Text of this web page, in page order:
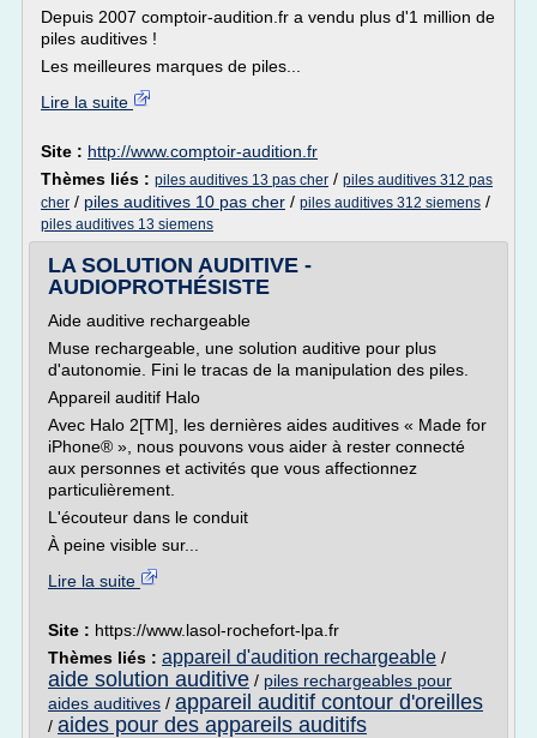
Depuis 2007 comptoir-audition.fr a vendu plus d'1 million de
piles auditives !
Les meilleures marques de piles...
Lire la suite
Site : http://www.comptoir-audition.fr
Thèmes liés : piles auditives 13 pas cher / piles auditives 312 pas
cher / piles auditives 10 pas cher / piles auditives 312 siemens /
piles auditives 13 siemens
LA SOLUTION AUDITIVE -
AUDIOPROTHÉSISTE
Aide auditive rechargeable
Muse rechargeable, une solution auditive pour plus
d'autonomie. Fini le tracas de la manipulation des piles.
Appareil auditif Halo
Avec Halo 2[TM], les dernières aides auditives « Made for
iPhone® », nous pouvons vous aider à rester connecté
aux personnes et activités que vous affectionnez
particulièrement.
L'écouteur dans le conduit
À peine visible sur...
Lire la suite
Site : https://www.lasol-rochefort-lpa.fr
Thèmes liés : appareil d'audition rechargeable /
aide solution auditive / piles rechargeables pour
aides auditives / appareil auditif contour d'oreilles
/ aides pour des appareils auditifs